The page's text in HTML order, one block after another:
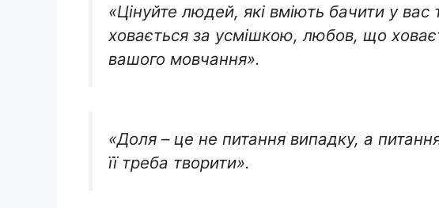
«Цінуйте людей, які вміють бачити у
ховається за усмішкою, любов, що
вашого мовчання».
«Доля – це не питання випадку, а
її треба творити».